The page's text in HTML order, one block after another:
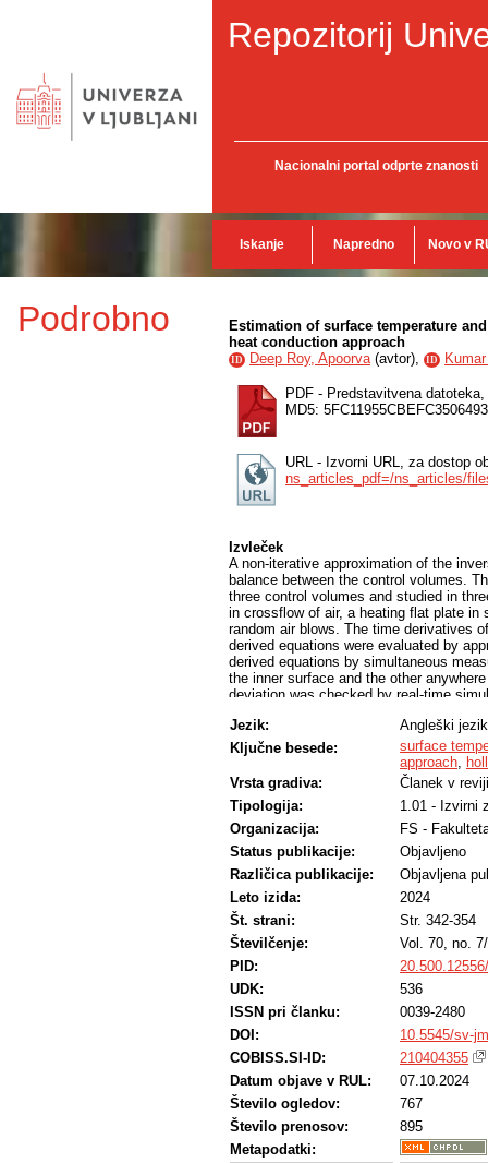
Repozitorij
Nacionalni portal odprte znanosti
Iskanje Napredno Novo v
Podrobno
Estimation of surface temperature
heat conduction approach
ID Deep Roy, Apoorva(avtor), ID
PDF - Predstavitvena datoteka,
MD5:
URL - Izvorni URL, za dostop
ns_articles_pdf=/ns_articles/
Izvleček
A non-iterative approximation of the
balance between the control volumes.
three control volumes and studied in
in crossflow of air, a heating flat plate in
random air blows. The time derivatives
derived equations were evaluated by
derived equations by simultaneous
the inner surface and the other
deviation was checked by real-time
using the derived equations and the
cylinder, within 0.03 % for the plate in
estimated using these time histories
for all cases. Estimates from the
literature, and a wind tunnel
was conducted, for which they also
Jezik:
Angleški jezik
Ključne besede:
surface
approach,
Vrsta gradiva:
Članek v reviji
Tipologija:
1.01 - Izvirni
Organizacija:
FS -
Status publikacije:
Objavljeno
Različica publikacije:
Objavljena
Leto izida:
2024
Št. strani:
Str. 342-354
Številčenje:
Vol. 70, no.
PID:
UDK:
536
ISSN pri članku:
0039-2480
DOI:
10.5545/sv-
COBISS.SI-ID:
210404355
Datum objave v RUL:
07.10.2024
Število ogledov:
767
Število prenosov:
895
Metapodatki: